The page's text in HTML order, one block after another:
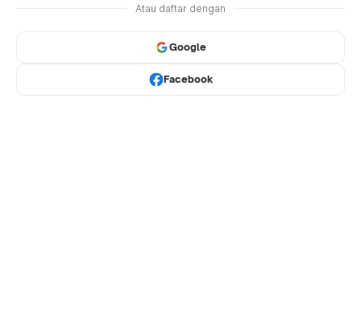
Atau daftar dengan
Google
Facebook